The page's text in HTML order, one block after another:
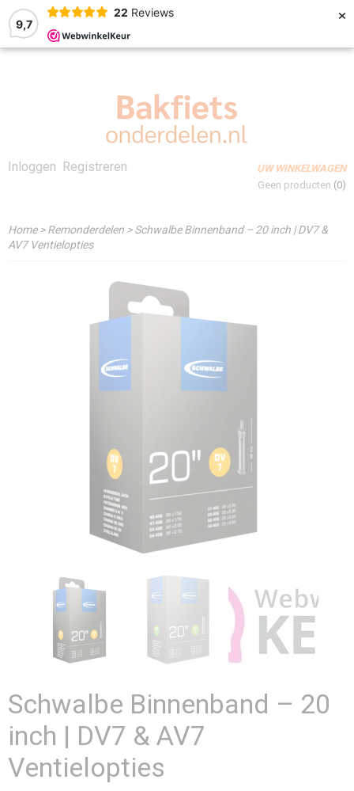
9,7
22 Reviews ×
Inloggen Registreren
UW WINKELWAGEN
Geen producten (0)
Home>Remonderdelen >Schwalbe Binnenband – 20 inch | DV7 &
AV7 Ventielopties
Schwalbe Binnenband – 20
inch | DV7 & AV7
Ventielopties